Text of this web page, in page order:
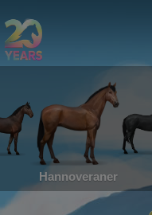
Hannoveraner